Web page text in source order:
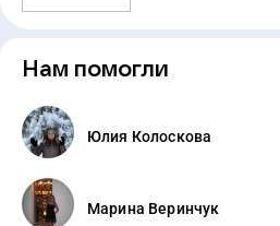
Нам помогли
Юлия Колоскова
Марина Веринчук